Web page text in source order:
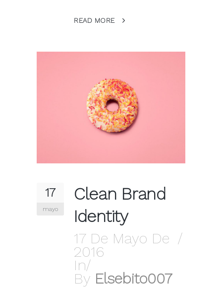
READ MORE
17
mayo
Clean Brand
Identity
17 De Mayo De
2016
In
By Elsebito007